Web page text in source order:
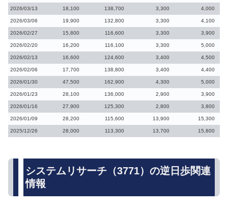
2026/03/13 18,100 138,700 3,300 4,000
2026/03/06 19,900 132,800 3,300 4,100
2026/02/27 15,800 116,600 3,300 3,900
2026/02/20 16,200 116,100 3,300 5,000
2026/02/13 16,600 124,600 3,400 4,500
2026/02/06 17,700 138,800 3,400 4,400
2026/01/30 47,500 162,900 4,300 5,000
2026/01/23 28,100 136,000 2,900 3,900
2026/01/16 27,900 125,300 2,800 3,800
2026/01/09 28,200 115,600 13,900 15,300
2025/12/26 28,000 113,300 13,700 15,800
システムリサーチ（3771）の逆日歩関連
情報